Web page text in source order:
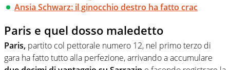
Ansia Schwarz: il ginocchio destro ha fatto crac
Paris e quel dosso maledetto
Paris, partito col pettorale numero 12, nel primo terzo di
gara ha fatto tutto alla perfezione, arrivando a accumulare